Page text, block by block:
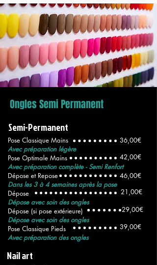
Ongles Semi Permanent
Semi-Permanent
36,00€
42,00€
46,00€
21,00€
29,00€
39,00€
Pose Classique Mains
Avec préparation légère
Pose Optimale Mains
Avec préparation complète - Semi Renfort
Dépose et Repose
Dans les 3 à 4 semaines après la pose
Dépose
Dépose avec soin des ongles
Dépose (si pose extérieure)
Dépose avec soin des ongles
Pose Classique Pieds
Avec préparation des ongles
Nail art